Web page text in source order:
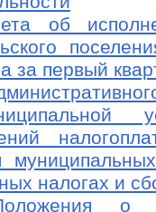
об
за первый
налогах и
о